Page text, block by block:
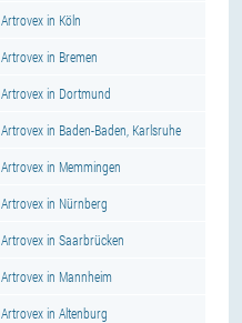
Artrovex in Köln
Artrovex in Bremen
Artrovex in Dortmund
Artrovex in Baden-Baden, Karlsruhe
Artrovex in Memmingen
Artrovex in Nürnberg
Artrovex in Saarbrücken
Artrovex in Mannheim
Artrovex in Altenburg